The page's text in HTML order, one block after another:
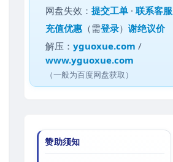
网盘失效：提交工单 ·联系客服
充值优惠 （需登录）谢绝议价
解压：yguoxue.com /
www.yguoxue.com
（一般为百度网盘获取）
赞助须知